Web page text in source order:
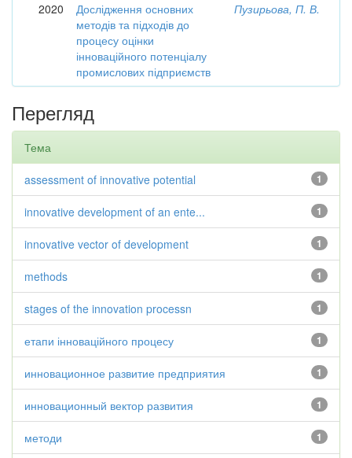
2020
Дослідження основних
методів та підходів до
процесу оцінки
інноваційного потенціалу
промислових підприємств
Пузирьова, П. В.
Перегляд
Тема
1
assessment of innovative potential
1
innovative development of an ente...
1
innovative vector of development
1
methods
1
stages of the innovation processn
1
етапи інноваційного процесу
1
инновационное развитие предприятия
1
инновационный вектор развития
1
методи